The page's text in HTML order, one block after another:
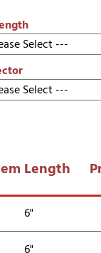
Length
6"